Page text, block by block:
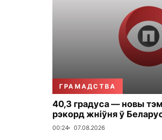
ГРАМАДСТВА
40,3 градуса — новы
рэкорд жніўня ў
00:24 07.08.2026